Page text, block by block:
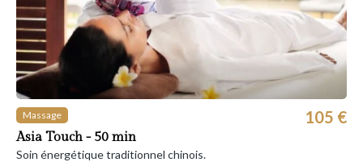
Massage
Asia Touch - 50 min
105 €
Soin énergétique traditionnel chinois.